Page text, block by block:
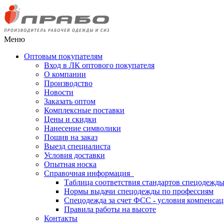
Меню
Оптовым покупателям
Вход в ЛК оптового покупателя
О компании
Производство
Новости
Заказать оптом
Комплексные поставки
Цены и скидки
Нанесение символики
Пошив на заказ
Выезд специалиста
Условия доставки
Опытная носка
Справочная информация
Таблица соответствия стандартов спецодежды
Нормы выдачи спецодежды по профессиям
Спецодежда за счет ФСС - условия
Правила работы на высоте
Контакты